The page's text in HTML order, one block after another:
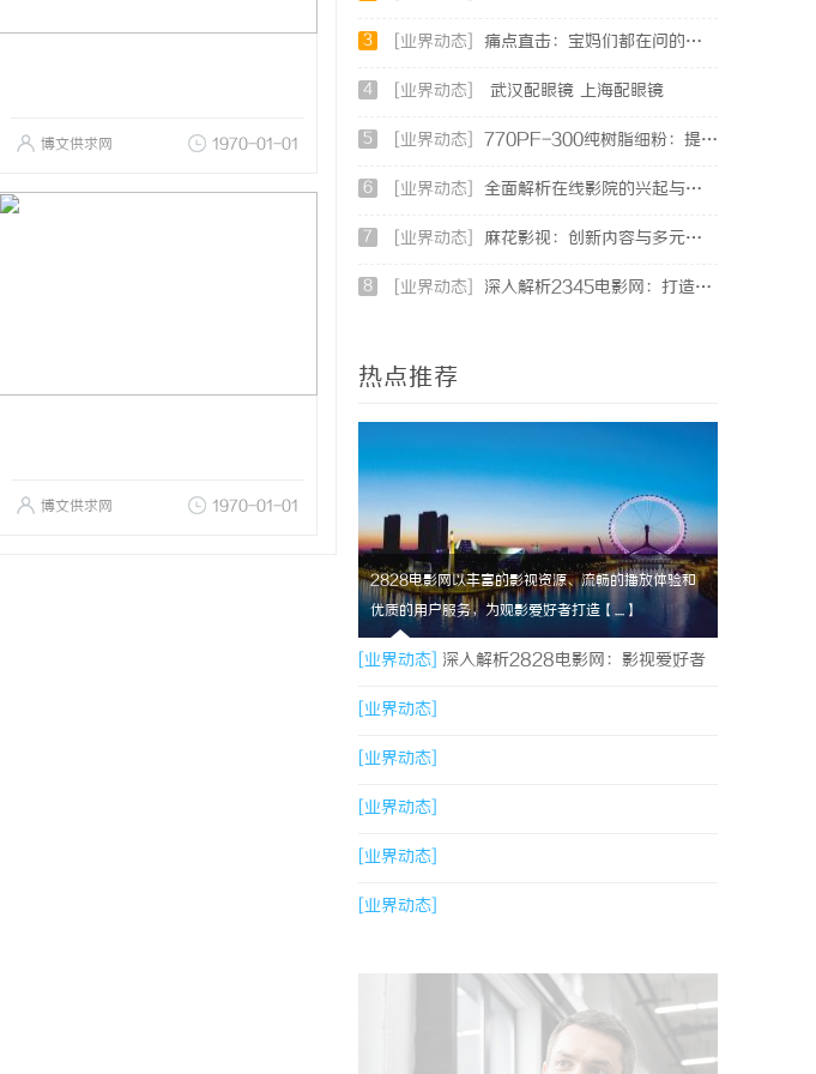
博文供求网 1970-01-01
博文供求网 1970-01-01
3 [业界动态] 痛点直击：宝妈们都在问的“绿色环保母婴纸巾”到底怎么选？
4 [业界动态] 武汉配眼镜 上海配眼镜
5 [业界动态] 770PF-300纯树脂细粉：提升塑料制品性能的新选择
6 [业界动态] 全面解析在线影院的兴起与未来发展趋势探讨
7 [业界动态] 麻花影视：创新内容与多元化发展的影视新势力
8 [业界动态] 深入解析2345电影网：打造优质影视资源的平台优势与功能详解
热点推荐
2828电影网以丰富的影视资源、流畅的播放体验和
优质的用户服务，为观影爱好者打造【....】
[业界动态] 深入解析2828电影网：影视爱好者
的优质观影平台体验
[业界动态]
[业界动态]
[业界动态]
[业界动态]
[业界动态]